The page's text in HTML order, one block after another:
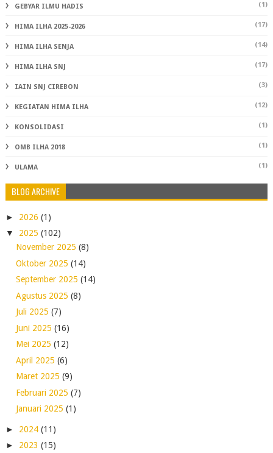
GEBYAR ILMU HADIS (1)
HIMA ILHA 2025-2026 (17)
HIMA ILHA SENJA (14)
HIMA ILHA SNJ (17)
IAIN SNJ CIREBON (3)
KEGIATAN HIMA ILHA (12)
KONSOLIDASI (1)
OMB ILHA 2018 (1)
ULAMA (1)
BLOG ARCHIVE
► 2026 (1)
▼ 2025 (102)
November 2025 (8)
Oktober 2025 (14)
September 2025 (14)
Agustus 2025 (8)
Juli 2025 (7)
Juni 2025 (16)
Mei 2025 (12)
April 2025 (6)
Maret 2025 (9)
Februari 2025 (7)
Januari 2025 (1)
► 2024 (11)
► 2023 (15)